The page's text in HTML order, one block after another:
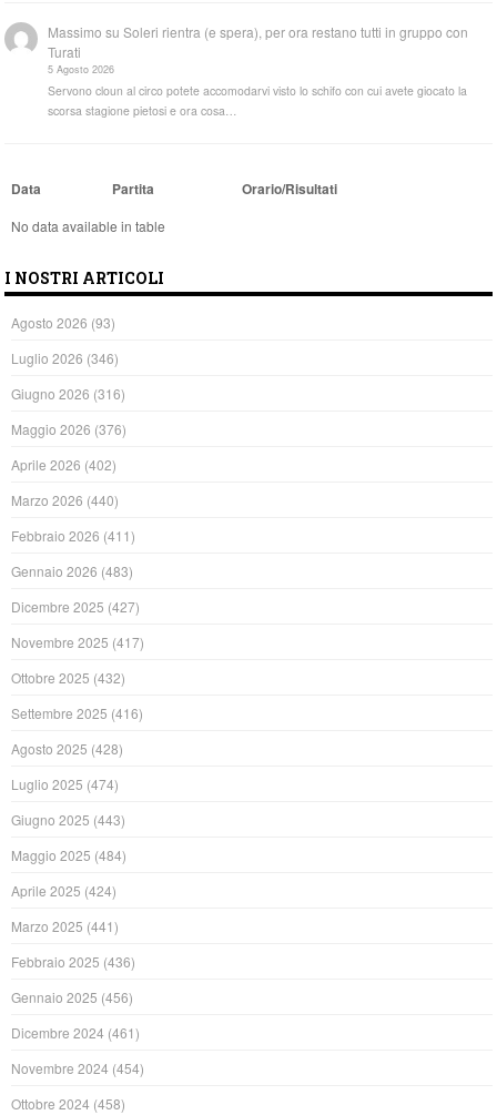
Massimo suSoleri rientra (e spera), per ora restano tutti in gruppo con
Turati
5 Agosto 2026
Servono cloun al circo potete accomodarvi visto lo schifo con cui avete giocato la
scorsa stagione pietosi e ora cosa…
Data Partita Orario/Risultati
No data available in table
I NOSTRI ARTICOLI
Agosto 2026 (93)
Luglio 2026 (346)
Giugno 2026 (316)
Maggio 2026 (376)
Aprile 2026 (402)
Marzo 2026 (440)
Febbraio 2026 (411)
Gennaio 2026 (483)
Dicembre 2025 (427)
Novembre 2025 (417)
Ottobre 2025 (432)
Settembre 2025 (416)
Agosto 2025 (428)
Luglio 2025 (474)
Giugno 2025 (443)
Maggio 2025 (484)
Aprile 2025 (424)
Marzo 2025 (441)
Febbraio 2025 (436)
Gennaio 2025 (456)
Dicembre 2024 (461)
Novembre 2024 (454)
Ottobre 2024 (458)